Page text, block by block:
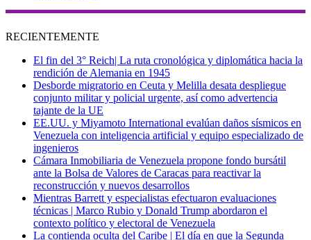
RECIENTEMENTE
El fin del 3° Reich| La ruta cronológica y diplomática hacia la
rendición de Alemania en 1945
Desborde migratorio en Ceuta y Melilla desata despliegue
conjunto militar y policial urgente, así como advertencia
tajante de la UE
EE.UU. y Miyamoto International evalúan daños sísmicos en
Venezuela con inteligencia artificial y equipo especializado de
ingenieros
Cámara Inmobiliaria de Venezuela propone fondo bursátil
ante la Bolsa de Valores de Caracas para reactivar la
reconstrucción y nuevos desarrollos
Mientras Barrett y especialistas efectuaron evaluaciones
técnicas | Marco Rubio y Donald Trump abordaron el
contexto político y electoral de Venezuela
La contienda oculta del Caribe | El día en que la Segunda